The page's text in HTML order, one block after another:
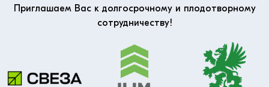
Приглашаем Вас к долгосрочному и плодотворному
сотрудничеству!